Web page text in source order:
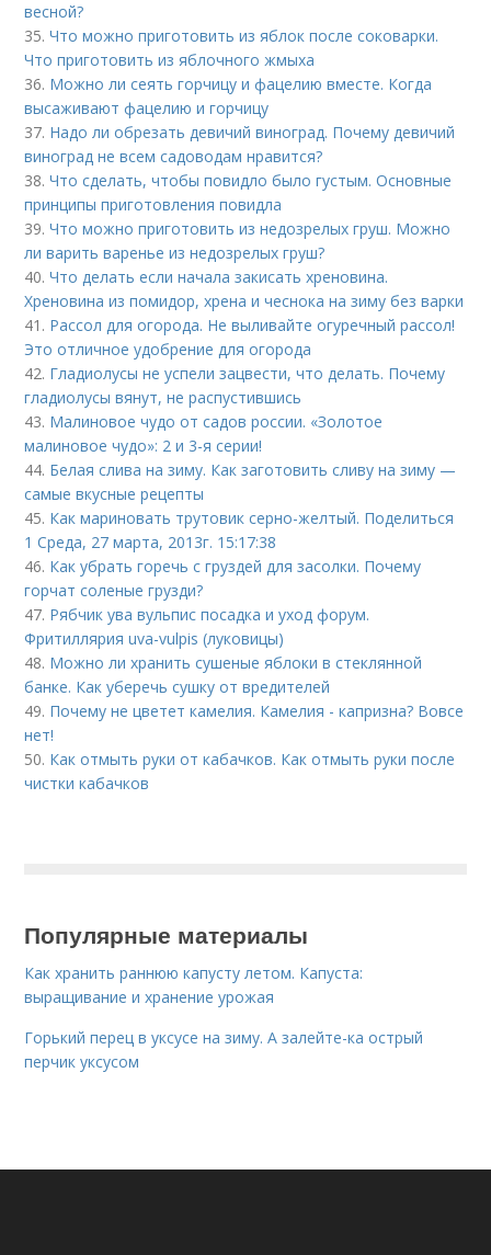
весной?
35.Что можно приготовить из яблок после соковарки.
Что приготовить из яблочного жмыха
36. Можно ли сеять горчицу и фацелию вместе. Когда
высаживают фацелию и горчицу
37. Надо ли обрезать девичий виноград. Почему девичий
виноград не всем садоводам нравится?
38.Что сделать, чтобы повидло было густым. Основные
принципы приготовления повидла
39.Что можно приготовить из недозрелых груш. Можно
ли варить варенье из недозрелых груш?
40.Что делать если начала закисать хреновина.
Хреновина из помидор, хрена и чеснока на зиму без варки
41. Рассол для огорода. Не выливайте огуречный рассол!
Это отличное удобрение для огорода
42. Гладиолусы не успели зацвести, что делать. Почему
гладиолусы вянут, не распустившись
43. Малиновое чудо от садов россии. «Золотое
малиновое чудо»: 2 и 3-я серии!
44. Белая слива на зиму. Как заготовить сливу на зиму —
самые вкусные рецепты
45. Как мариновать трутовик серно-желтый. Поделиться
1 Среда, 27 марта, 2013г. 15:17:38
46. Как убрать горечь с груздей для засолки. Почему
горчат соленые грузди?
47. Рябчик ува вульпис посадка и уход форум.
Фритиллярия uva-vulpis (луковицы)
48. Можно ли хранить сушеные яблоки в стеклянной
банке. Как уберечь сушку от вредителей
49. Почему не цветет камелия. Камелия - капризна? Вовсе
нет!
50. Как отмыть руки от кабачков. Как отмыть руки после
чистки кабачков
Популярные материалы
Как хранить раннюю капусту летом. Капуста:
выращивание и хранение урожая
Горький перец в уксусе на зиму. А залейте-ка острый
перчик уксусом